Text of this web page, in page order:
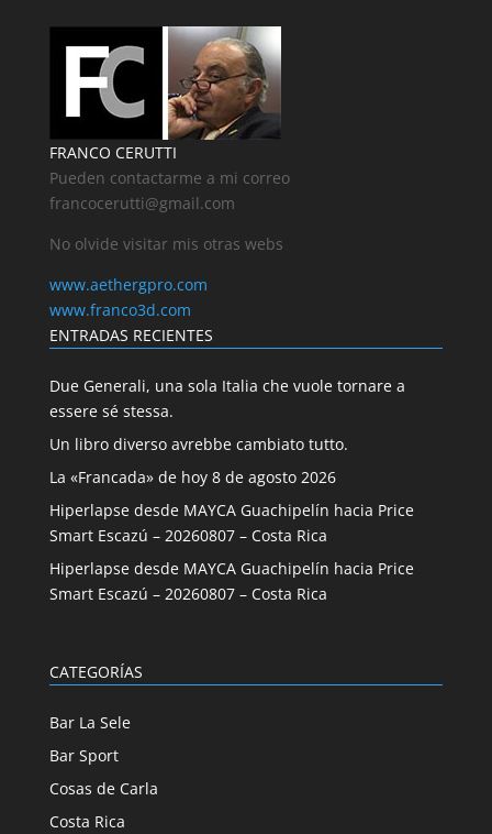
FRANCO CERUTTI
Pueden contactarme a mi correo
francocerutti@gmail.com
No olvide visitar mis otras webs
www.aethergpro.com
www.franco3d.com
ENTRADAS RECIENTES
Due Generali, una sola Italia che vuole tornare a
essere sé stessa.
Un libro diverso avrebbe cambiato tutto.
La «Francada» de hoy 8 de agosto 2026
Hiperlapse desde MAYCA Guachipelín hacia Price
Smart Escazú – 20260807 – Costa Rica
Hiperlapse desde MAYCA Guachipelín hacia Price
Smart Escazú – 20260807 – Costa Rica
CATEGORÍAS
Bar La Sele
Bar Sport
Cosas de Carla
Costa Rica